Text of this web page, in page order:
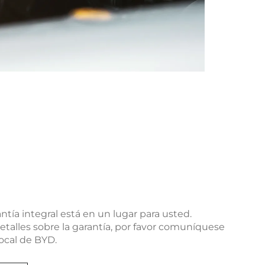
integral está en un lugar para usted.
sobre la garantía, por favor comuníquese
de BYD.